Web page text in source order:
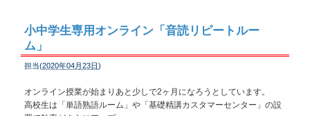
小中学生専用オンライン「音読リピートルー
ム」
担当(2020年04月23日)
オンライン授業が始まりあと少しで2ヶ月になろうとしています。
高校生は「単語熟語ルーム」や「基礎精講カスタマーセンター」の設